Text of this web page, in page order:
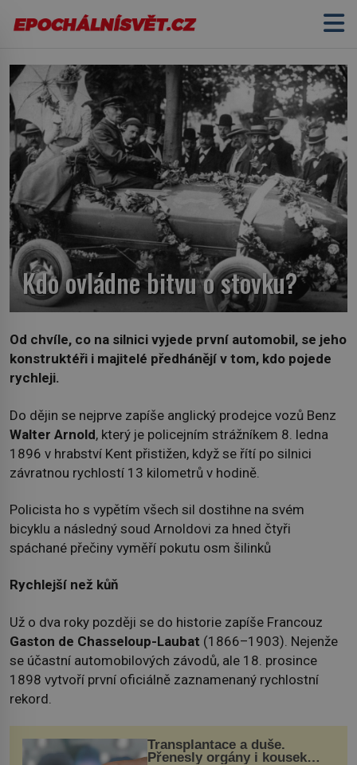
Kdo ovládne bitvu o stovku?
Od chvíle, co na silnici vyjede první automobil, se jeho
konstruktéři i majitelé předhánějí v tom, kdo pojede
rychleji.
Do dějin se nejprve zapíše anglický prodejce vozů Benz
Walter Arnold, který je policejním strážníkem 8. ledna
1896 v hrabství Kent přistižen, když se řítí po silnici
závratnou rychlostí 13 kilometrů v hodině.
Policista ho s vypětím všech sil dostihne na svém
bicyklu a následný soud Arnoldovi za hned čtyři
spáchané přečiny vyměří pokutu osm šilinků
Rychlejší než kůň
Už o dva roky později se do historie zapíše Francouz
Gaston de Chasseloup-Laubat (1866–1903). Nejenže
se účastní automobilových závodů, ale 18. prosince
1898 vytvoří první oficiálně zaznamenaný rychlostní
rekord.
Transplantace a duše.
Přenesly orgány i kousek